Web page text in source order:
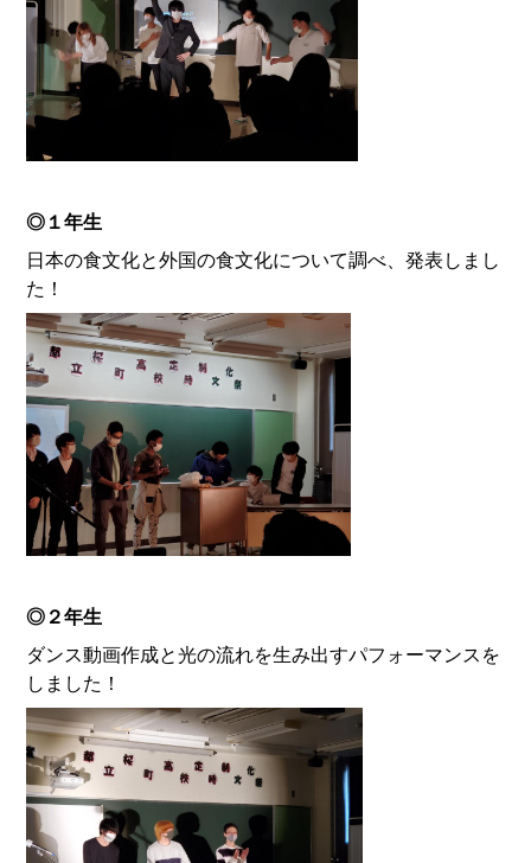
◎１年生
日本の食文化と外国の食文化について調べ、発表しまし
た！
◎２年生
ダンス動画作成と光の流れを生み出すパフォーマンスを
しました！